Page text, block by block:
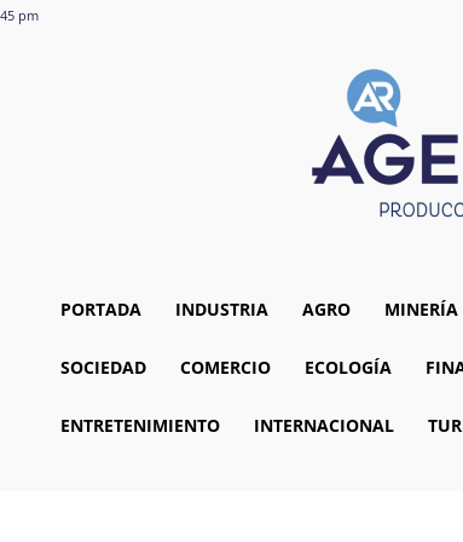
pm
PORTADA INDUSTRIA AGRO MINERÍA
SOCIEDAD COMERCIO ECOLOGÍA
ENTRETENIMIENTO INTERNACIONAL